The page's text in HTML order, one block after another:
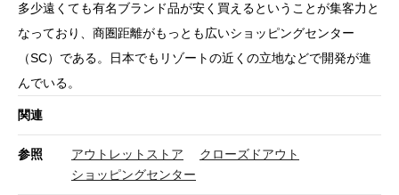
多少遠くても有名ブランド品が安く買えるということが集客力と
なっており、商圏距離がもっとも広いショッピングセンター
（SC）である。日本でもリゾートの近くの立地などで開発が進
んでいる。
関連
参照 アウトレットストア
クローズドアウト
ショッピングセンター